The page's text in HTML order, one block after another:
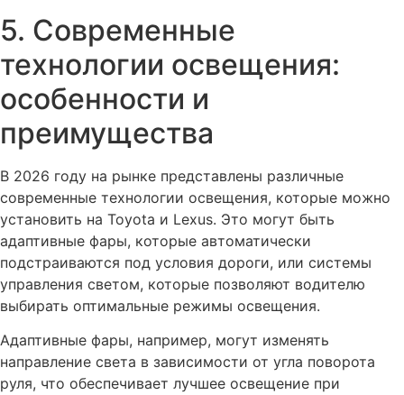
5. Современные
технологии освещения:
особенности и
преимущества
В 2026 году на рынке представлены различные
современные технологии освещения, которые можно
установить на Toyota и Lexus. Это могут быть
адаптивные фары, которые автоматически
подстраиваются под условия дороги, или системы
управления светом, которые позволяют водителю
выбирать оптимальные режимы освещения.
Адаптивные фары, например, могут изменять
направление света в зависимости от угла поворота
руля, что обеспечивает лучшее освещение при